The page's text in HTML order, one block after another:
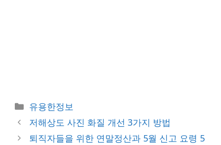
카
테
고
유용한정보
저해상도 사진 화질 개선 3가지 방법
퇴직자들을 위한 연말정산과 5월 신고 요령 5